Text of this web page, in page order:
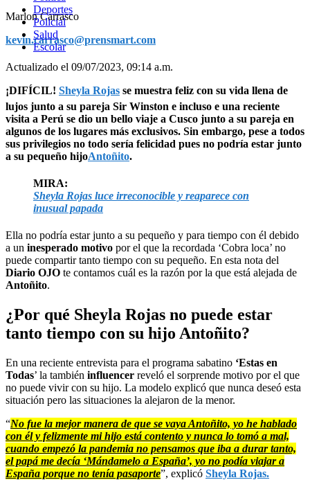
Deportes
Policial
Salud
Escolar
Marlon Carrasco
kevin.carrasco@prensmart.com
Actualizado el 09/07/2023, 09:14 a.m.
¡DIFÍCIL! Sheyla Rojas se muestra feliz con su vida llena de
lujos junto a su pareja Sir Winston e incluso e una reciente
visita a Perú se dio un bello viaje a Cusco junto a su pareja en
algunos de los lugares más exclusivos. Sin embargo, pese a todos
sus privilegios no todo sería felicidad pues no podría estar junto
a su pequeño hijoAntoñito.
MIRA:
Sheyla Rojas luce irreconocible y reaparece con
inusual papada
Ella no podría estar junto a su pequeño y para tiempo con él debido
a un inesperado motivo por el que la recordada ‘Cobra loca’ no
puede compartir tanto tiempo con su pequeño. En esta nota del
Diario OJO te contamos cuál es la razón por la que está alejada de
Antoñito.
¿Por qué Sheyla Rojas no puede estar
tanto tiempo con su hijo Antoñito?
En una reciente entrevista para el programa sabatino ‘Estas en
Todas’ la también influencer reveló el sorprende motivo por el que
no puede vivir con su hijo. La modelo explicó que nunca deseó esta
situación pero las situaciones la alejaron de la menor.
“No fue la mejor manera de que se vaya Antoñito, yo he hablado
con él y felizmente mi hijo está contento y nunca lo tomó a mal,
cuando empezó la pandemia no pensamos que iba a durar tanto,
el papá me decía ‘Mándamelo a España’, yo no podía viajar a
España porque no tenía pasaporte”, explicó Sheyla Rojas.